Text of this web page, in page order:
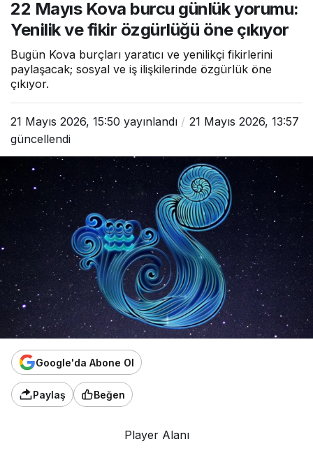
fikir özgürlüğü öne
çıkıyor
22 Mayıs Kova burcu günlük yorumu:
Yenilik ve fikir özgürlüğü öne çıkıyor
Bugün Kova burçları yaratıcı ve yenilikçi fikirlerini
paylaşacak; sosyal ve iş ilişkilerinde özgürlük öne
çıkıyor.
21 Mayıs 2026, 15:50 yayınlandı
21 Mayıs 2026, 13:57
güncellendi
Google'da Abone Ol
Paylaş Beğen
Player Alanı